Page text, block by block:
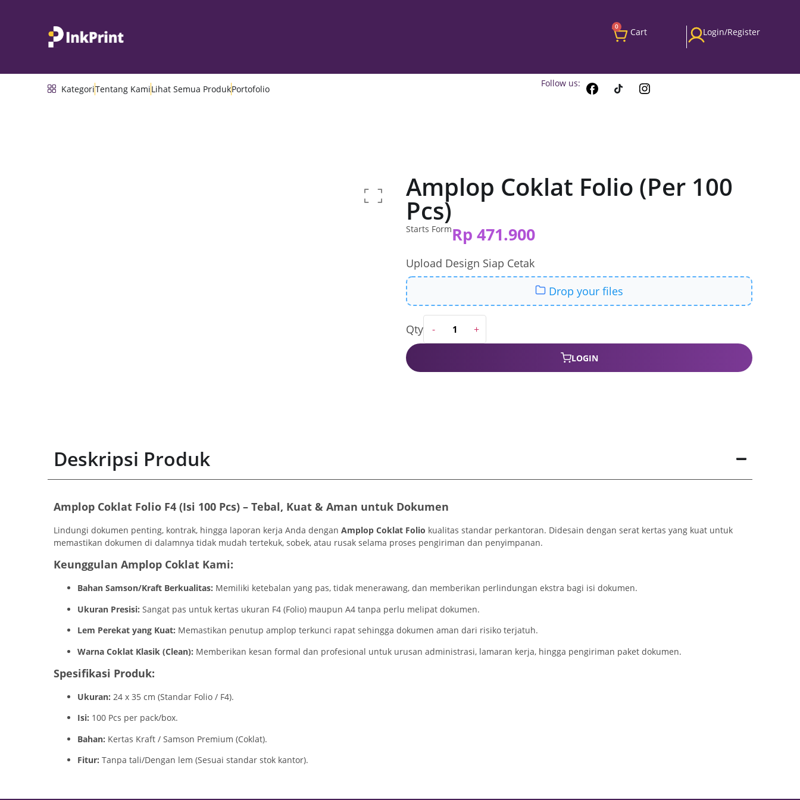
0 Cart Login/Register
KategoriTentang KamiLihat Semua ProdukPortofolio Follow us:
Amplop Coklat Folio (Per 100
Pcs)
Starts FormRp 471.900
LOGIN
Deskripsi Produk
Amplop Coklat Folio F4 (Isi 100 Pcs) – Tebal, Kuat & Aman untuk Dokumen
Lindungi dokumen penting, kontrak, hingga laporan kerja Anda dengan Amplop Coklat Folio kualitas standar perkantoran. Didesain dengan serat kertas yang kuat untuk
memastikan dokumen di dalamnya tidak mudah tertekuk, sobek, atau rusak selama proses pengiriman dan penyimpanan.
Keunggulan Amplop Coklat Kami:
Bahan Samson/Kraft Berkualitas: Memiliki ketebalan yang pas, tidak menerawang, dan memberikan perlindungan ekstra bagi isi dokumen.
Ukuran Presisi: Sangat pas untuk kertas ukuran F4 (Folio) maupun A4 tanpa perlu melipat dokumen.
Lem Perekat yang Kuat: Memastikan penutup amplop terkunci rapat sehingga dokumen aman dari risiko terjatuh.
Warna Coklat Klasik (Clean): Memberikan kesan formal dan profesional untuk urusan administrasi, lamaran kerja, hingga pengiriman paket dokumen.
Spesifikasi Produk:
Ukuran: 24 x 35 cm (Standar Folio / F4).
Isi: 100 Pcs per pack/box.
Bahan: Kertas Kraft / Samson Premium (Coklat).
Fitur: Tanpa tali/Dengan lem (Sesuai standar stok kantor).